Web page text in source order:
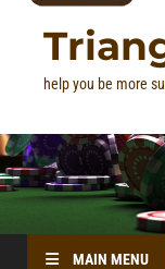
help you be more
MAIN MENU